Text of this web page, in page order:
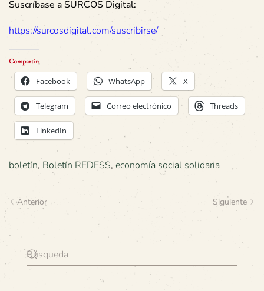
Suscríbase a SURCOS Digital:
https://surcosdigital.com/suscribirse/
Compartir:
Facebook WhatsApp X
Telegram Correo electrónico Threads
LinkedIn
boletín, Boletín REDESS, economía social solidaria
Anterior Siguiente